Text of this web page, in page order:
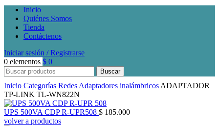
Inicio
Quiénes Somos
Tienda
Contáctenos
Iniciar sesión / Registrarse
0 elementos $ 0
Buscar
Inicio Categorías Redes Adaptadores inalámbricos ADAPTADOR
TP-LINK TL-WN822N
UPS 500VA CDP R-UPR508 $ 185.000
volver a productos